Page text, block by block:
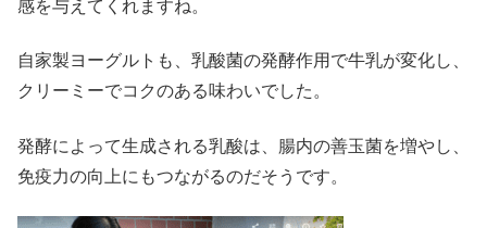
感を与えてくれますね。
自家製ヨーグルトも、乳酸菌の発酵作用で牛乳が変化し、
クリーミーでコクのある味わいでした。
発酵によって生成される乳酸は、腸内の善玉菌を増やし、
免疫力の向上にもつながるのだそうです。